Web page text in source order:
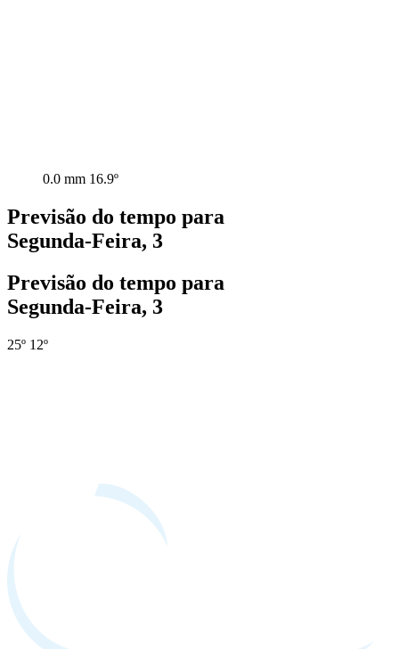
0.0 mm 16.9º
Previsão do tempo para
Segunda-Feira, 3
Previsão do tempo para
Segunda-Feira, 3
25º 12º